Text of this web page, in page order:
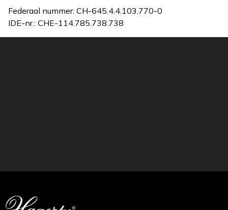
Federaal nummer: CH-645.4.4.103.770-0
IDE-nr.: CHE-114.785.738.738